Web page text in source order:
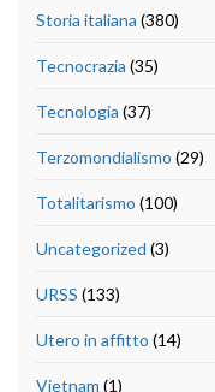
Storia italiana (380)
Tecnocrazia (35)
Tecnologia (37)
Terzomondialismo (29)
Totalitarismo (100)
Uncategorized (3)
URSS (133)
Utero in affitto (14)
Vietnam (1)